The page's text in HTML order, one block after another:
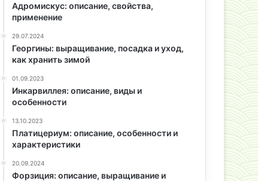
Адромискус: описание, свойства,
применение
29.07.2024
Георгины: выращивание, посадка и уход,
как хранить зимой
01.09.2023
Инкарвиллея: описание, виды и
особенности
13.10.2023
Платицериум: описание, особенности и
характеристики
20.09.2024
Форзиция: описание, выращивание и